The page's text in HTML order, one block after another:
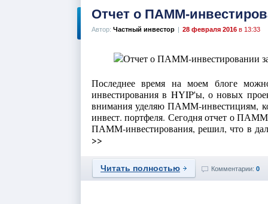
Отчет о ПАММ-
Автор: Частный инвестор | 28 февраля 2016 в 13:33
Последнее время на моем блоге
инвестирования в HYIP'ы, о новых
внимания уделяю ПАММ-инвестициям,
инвест. портфеля. Сегодня отчет о
ПАММ-инвестирования, решил, что в
>>
Читать полностью Комментарии: 0